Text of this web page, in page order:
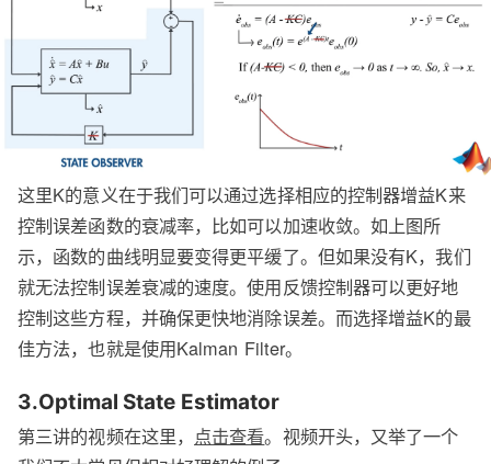
这里K的意义在于我们可以通过选择相应的控制器增益K来
控制误差函数的衰减率，比如可以加速收敛。如上图所
示，函数的曲线明显要变得更平缓了。但如果没有K，我们
就无法控制误差衰减的速度。使用反馈控制器可以更好地
控制这些方程，并确保更快地消除误差。而选择增益K的最
佳方法，也就是使用Kalman Filter。
3.Optimal State Estimator
第三讲的视频在这里， 点击查看。视频开头，又举了一个